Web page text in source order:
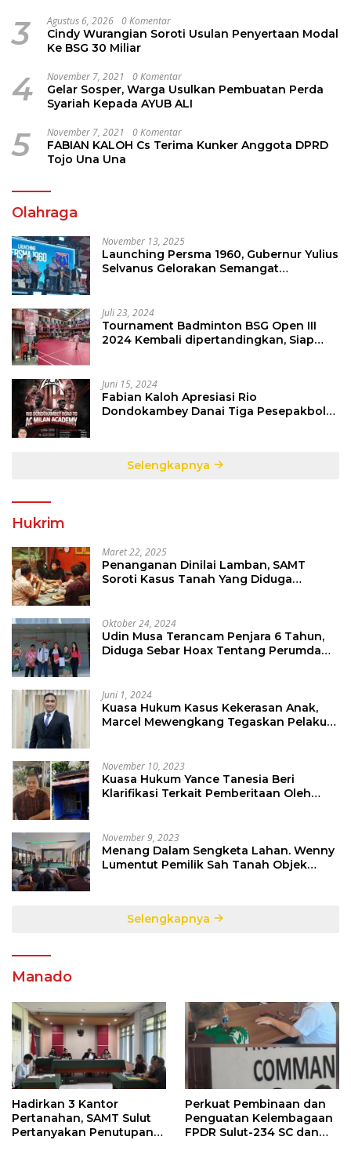
3 Agustus 6, 2026 0 Komentar
Cindy Wurangian Soroti Usulan Penyertaan Modal
Ke BSG 30 Miliar
4 November 7, 2021 0 Komentar
Gelar Sosper, Warga Usulkan Pembuatan Perda
Syariah Kepada AYUB ALI
5 November 7, 2021 0 Komentar
FABIAN KALOH Cs Terima Kunker Anggota DPRD
Tojo Una Una
Olahraga
November 13, 2025
Launching Persma 1960, Gubernur Yulius
Selvanus Gelorakan Semangat
Juli 23, 2024
Tournament Badminton BSG Open III
2024 Kembali dipertandingkan, Siap
Juni 15, 2024
Fabian Kaloh Apresiasi Rio
Dondokambey Danai Tiga Pesepakbola
Selengkapnya
Hukrim
Maret 22, 2025
Penanganan Dinilai Lamban, SAMT
Soroti Kasus Tanah Yang Diduga
Oktober 24, 2024
Udin Musa Terancam Penjara 6 Tahun,
Diduga Sebar Hoax Tentang Perumda
Juni 1, 2024
Kuasa Hukum Kasus Kekerasan Anak,
Marcel Mewengkang Tegaskan Pelaku
November 10, 2023
Kuasa Hukum Yance Tanesia Beri
Klarifikasi Terkait Pemberitaan Oleh
November 9, 2023
Menang Dalam Sengketa Lahan. Wenny
Lumentut Pemilik Sah Tanah Objek
Selengkapnya
Manado
Hadirkan 3 Kantor
Pertanahan, SAMT Sulut
Pertanyakan Penutupan
Perkuat Pembinaan dan
Penguatan Kelembagaan
FPDR Sulut-234 SC dan